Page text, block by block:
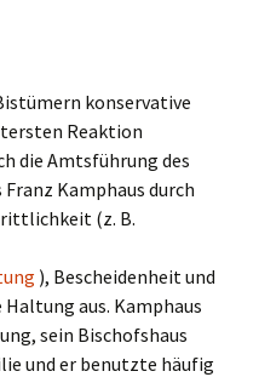
konservative
Reaktion
die Amtsführung des
Kamphaus durch
(z. B.
), Bescheidenheit und
aus. Kamphaus
sein Bischofshaus
und er benutzte häufig